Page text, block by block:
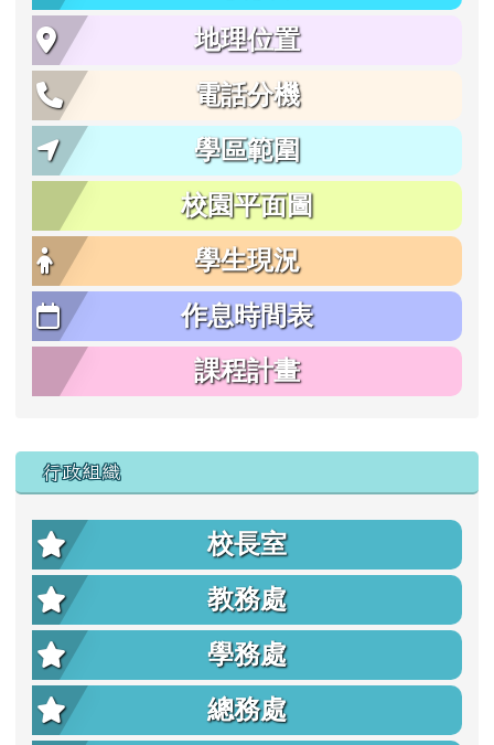
地理位置
電話分機
學區範圍
校園平面圖
學生現況
作息時間表
課程計畫
行政組織
校長室
教務處
學務處
總務處